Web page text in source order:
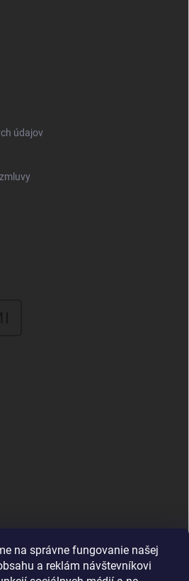
na správne fungovanie našej
a reklám návštevníkovi
údajov
a sledujte nás na FB